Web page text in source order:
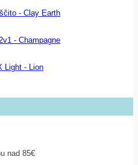
- Clay Earth
- Champagne
Light - Lion
nad 85€